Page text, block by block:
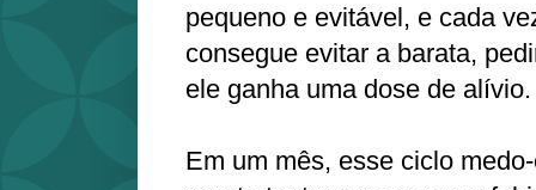
pequeno e evitável, e cada
consegue evitar a barata,
ele ganha uma dose de alívio.
Em um mês, esse ciclo